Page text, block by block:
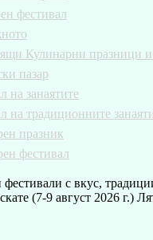
фестивал
Кулинарни празници и
пазар
на занаятите
на традиционните
празник
фестивал
с вкус,
(7-9 август 2026 г.)